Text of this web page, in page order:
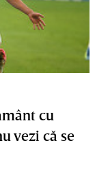
cu
vezi că se